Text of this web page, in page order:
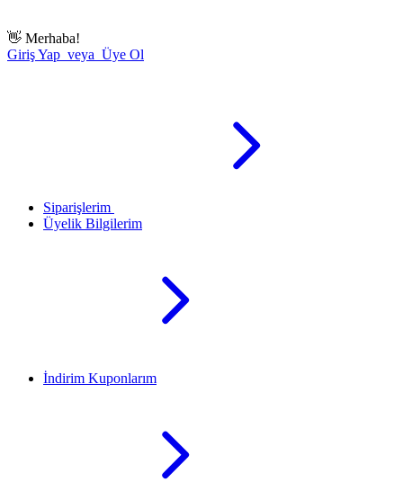
👋 Merhaba!
Giriş Yap veya Üye Ol
Siparişlerim
Üyelik Bilgilerim
İndirim Kuponlarım